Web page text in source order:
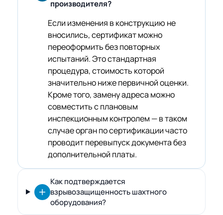
производителя?
Если изменения в конструкцию не
вносились, сертификат можно
переоформить без повторных
испытаний. Это стандартная
процедура, стоимость которой
значительно ниже первичной оценки.
Кроме того, замену адреса можно
совместить с плановым
инспекционным контролем — в таком
случае орган по сертификации часто
проводит перевыпуск документа без
дополнительной платы.
Как подтверждается
взрывозащищенность шахтного
оборудования?